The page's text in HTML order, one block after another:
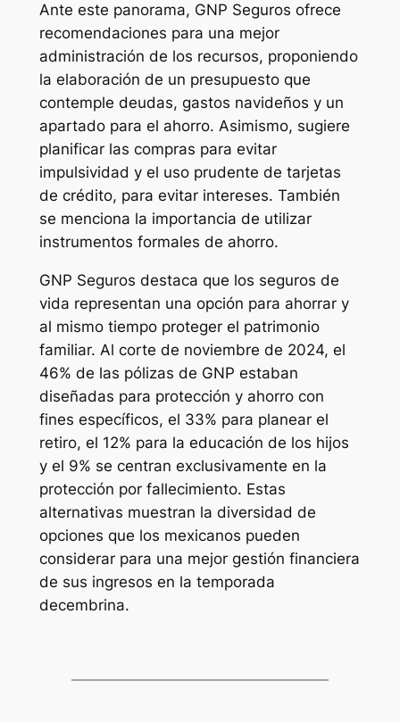
Ante este panorama, GNP Seguros ofrece
recomendaciones para una mejor
administración de los recursos, proponiendo
la elaboración de un presupuesto que
contemple deudas, gastos navideños y un
apartado para el ahorro. Asimismo, sugiere
planificar las compras para evitar
impulsividad y el uso prudente de tarjetas
de crédito, para evitar intereses. También
se menciona la importancia de utilizar
instrumentos formales de ahorro.
GNP Seguros destaca que los seguros de
vida representan una opción para ahorrar y
al mismo tiempo proteger el patrimonio
familiar. Al corte de noviembre de 2024, el
46% de las pólizas de GNP estaban
diseñadas para protección y ahorro con
fines específicos, el 33% para planear el
retiro, el 12% para la educación de los hijos
y el 9% se centran exclusivamente en la
protección por fallecimiento. Estas
alternativas muestran la diversidad de
opciones que los mexicanos pueden
considerar para una mejor gestión financiera
de sus ingresos en la temporada
decembrina.